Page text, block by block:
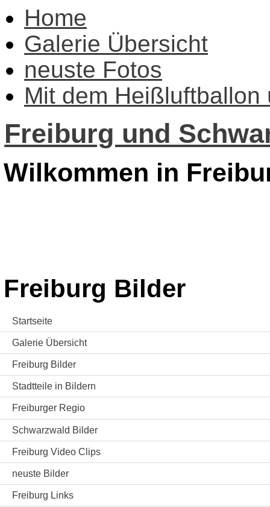
Home
Galerie Übersicht
neuste Fotos
Mit dem Heißluftballon
Freiburg und
Wilkommen in
Freiburg Bilder
Startseite
Galerie Übersicht
Freiburg Bilder
Stadtteile in Bildern
Freiburger Regio
Schwarzwald Bilder
Freiburg Video Clips
neuste Bilder
Freiburg Links